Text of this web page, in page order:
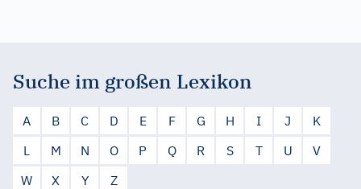
Suche im großen Lexikon
A B C D E F G H I J
K
L
M N O P Q R S T U
V
W
X Y Z